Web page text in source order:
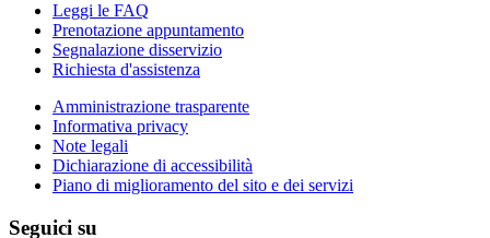
Leggi le FAQ
Prenotazione appuntamento
Segnalazione disservizio
Richiesta d'assistenza
Amministrazione trasparente
Informativa privacy
Note legali
Dichiarazione di accessibilità
Piano di miglioramento del sito e dei servizi
Seguici su